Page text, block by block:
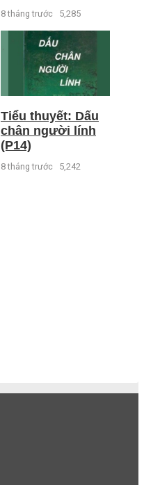
8 tháng trước 5,285
Tiểu thuyết: Dấu
chân người lính
(P14)
8 tháng trước 5,242